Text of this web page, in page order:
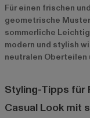
Für einen frischen
geometrische
sommerliche
modern und stylish
neutralen Oberteilen
Styling-Tipps für
Casual Look mit